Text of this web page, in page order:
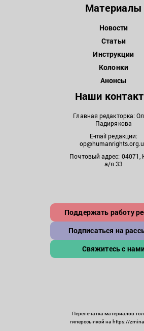
Материалы
Новости
Статьи
Инструкции
Колонки
Анонсы
Наши
Главная редакторка:
Падирякова
E-mail редакции:
Почтовый адрес: 04071,
а/я 33
Поддержать работу
Подписаться на
Свяжитесь с
Перепечатка материалов
гиперссылкой на https://